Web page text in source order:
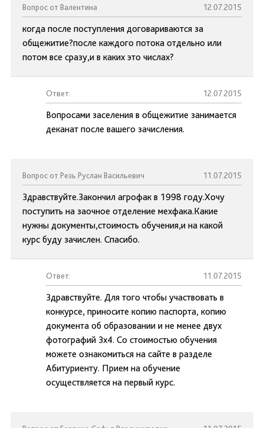
Вопрос от Валентина 12.07.2015
когда после поступления договариваются за
общежитие?после каждого потока отдельно или
потом все сразу,и в каких это числах?
Ответ: 12.07.2015
Вопросами заселения в общежитие занимается
деканат после вашего зачисления.
Вопрос от Резь Руслан Васильевич 11.07.2015
Здравствуйте.Закончил агрофак в 1998 году.Хочу
поступить на заочное отделение мехфака.Какие
нужны документы,стоимость обучения,и на какой
курс буду зачислен. Спасибо.
Ответ: 11.07.2015
Здравствуйте. Для того чтобы участвовать в
конкурсе, приносите копию паспорта, копию
документа об образовании и не менее двух
фотографий 3х4. Со стоимостью обучения
можете ознакомиться на сайте в разделе
Абитуриенту. Прием на обучение
осуществляется на первый курс.